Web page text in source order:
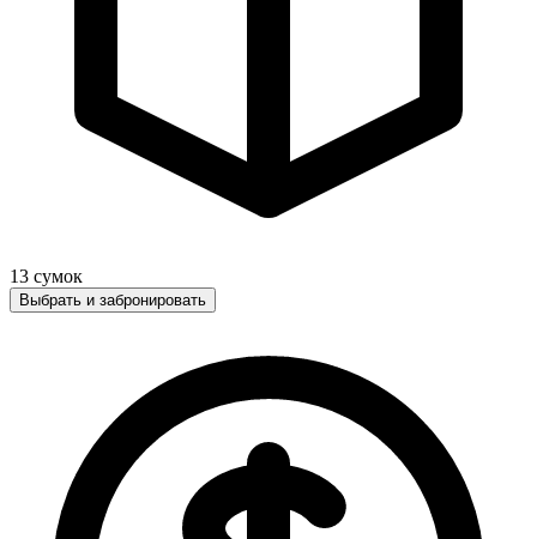
13 сумок
Выбрать и забронировать